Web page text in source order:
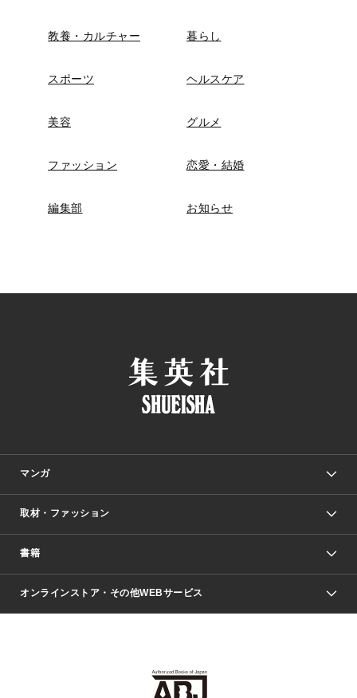
教養・カルチャー 暮らし
スポーツ ヘルスケア
美容 グルメ
ファッション 恋愛・結婚
編集部 お知らせ
マンガ
少年マンガ
Vジャンプ
週刊ヤングジャンプ
取材・ファッション
Seventeen
芸能・情報・スポーツ
書籍
文芸・文庫・総合
ライトノベル・ノベライズ
オンラインストア・その他WEBサービス